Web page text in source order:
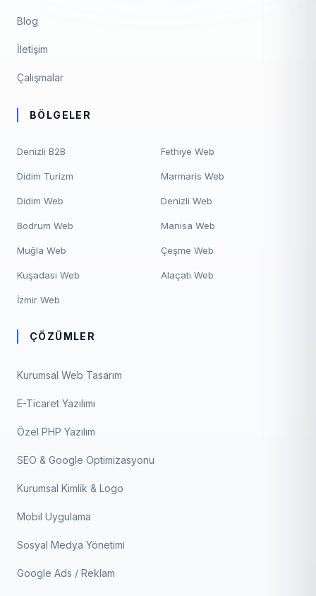
Blog
İletişim
Çalışmalar
BÖLGELER
Denizli B2B
Didim Turizm
Didim Web
Bodrum Web
Muğla Web
Kuşadası Web
İzmir Web
Fethiye Web
Marmaris Web
Denizli Web
Manisa Web
Çeşme Web
Alaçatı Web
ÇÖZÜMLER
Kurumsal Web Tasarım
E-Ticaret Yazılımı
Özel PHP Yazılım
SEO & Google Optimizasyonu
Kurumsal Kimlik & Logo
Mobil Uygulama
Sosyal Medya Yönetimi
Google Ads / Reklam